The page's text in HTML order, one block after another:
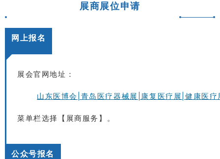
展商展位申请
网上报名
展会官网地址：
山东医博会|青岛医疗器械展|康复医疗展|健康医疗
菜单栏选择【展商服务】。
公众号报名